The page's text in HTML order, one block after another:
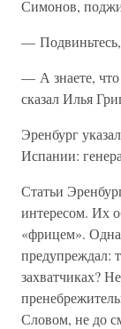
Симонов,
—
— А знаете,
сказал Илья
Эренбург
Испании:
Статьи
интересом. Их
«фрицем».
предупреждал:
захватчиках?
Словом, не до